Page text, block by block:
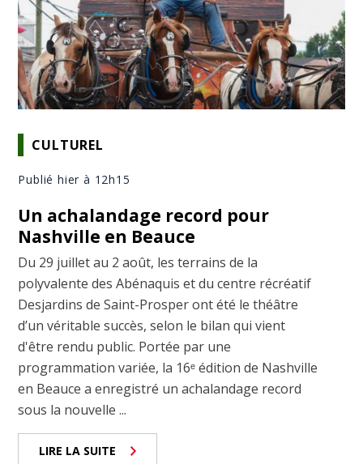
CULTUREL
Publié hier à 12h15
Un achalandage record pour
Nashville en Beauce
Du 29 juillet au 2 août, les terrains de la
polyvalente des Abénaquis et du centre récréatif
Desjardins de Saint-Prosper ont été le théâtre
d’un véritable succès, selon le bilan qui vient
d'être rendu public. Portée par une
programmation variée, la 16ᵉ édition de Nashville
en Beauce a enregistré un achalandage record
sous la nouvelle ...
LIRE LA SUITE